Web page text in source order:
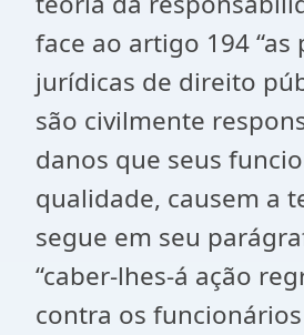
face ao artigo 194 “as
jurídicas de direito
são civilmente
danos que seus
qualidade, causem a
segue em seu
“caber-lhes-á ação
contra os